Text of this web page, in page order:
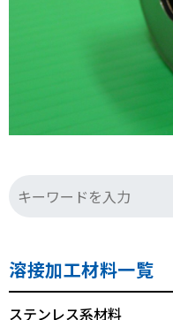
溶接加工材料一覧
ステンレス系材料